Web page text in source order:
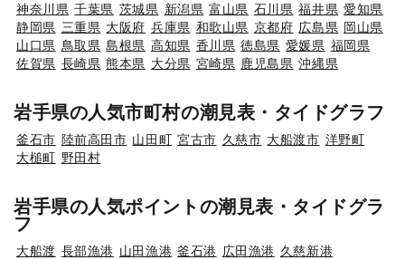
神奈川県 千葉県 茨城県 新潟県 富山県 石川県 福井県 愛知県
静岡県 三重県 大阪府 兵庫県 和歌山県 京都府 広島県 岡山県
山口県 鳥取県 島根県 高知県 香川県 徳島県 愛媛県 福岡県
佐賀県 長崎県 熊本県 大分県 宮崎県 鹿児島県 沖縄県
岩手県の人気市町村の潮見表・タイドグラフ
釜石市 陸前高田市 山田町 宮古市 久慈市 大船渡市 洋野町
大槌町 野田村
岩手県の人気ポイントの潮見表・タイドグラ
フ
大船渡 長部漁港 山田漁港 釜石港 広田漁港 久慈新港